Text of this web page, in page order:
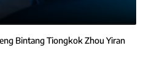
Bintang Tiongkok Zhou Yiran